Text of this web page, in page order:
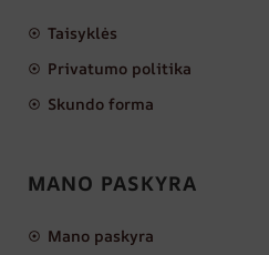
Taisyklės
Privatumo politika
Skundo forma
MANO PASKYRA
Mano paskyra